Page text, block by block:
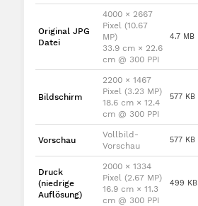
Original JPG
Datei
4000 × 2667
Pixel (10.67
MP)
33.9 cm × 22.6
cm @ 300 PPI
4.7 MB
Bildschirm
2200 × 1467
Pixel (3.23 MP)
18.6 cm × 12.4
cm @ 300 PPI
577 KB
Vorschau
Vollbild-
Vorschau
577 KB
Druck
(niedrige
Auflösung)
2000 × 1334
Pixel (2.67 MP)
16.9 cm × 11.3
cm @ 300 PPI
499 KB